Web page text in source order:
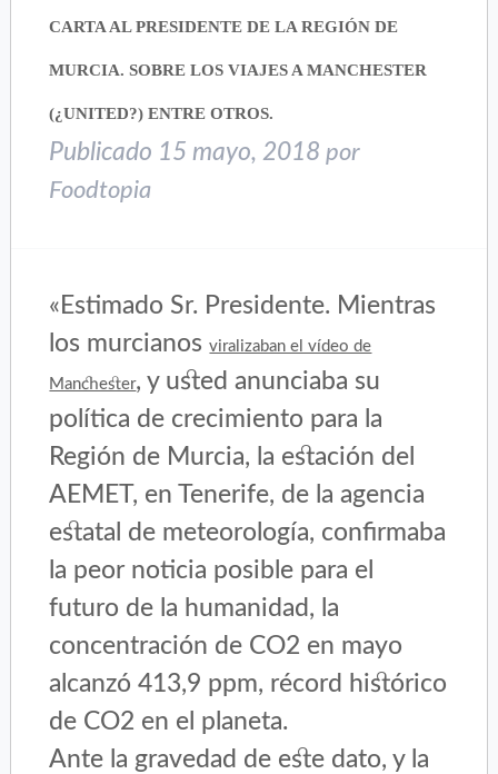
una
ventana
nueva)
una
ventana
nueva)
CARTA AL PRESIDENTE DE LA REGIÓN DE
MURCIA. SOBRE LOS VIAJES A MANCHESTER
(¿UNITED?) ENTRE OTROS.
Publicado 15 mayo, 2018 por
Foodtopia
«Estimado Sr. Presidente. Mientras
los murcianosviralizaban el vídeo de
Manchester, y usted anunciaba su
política de crecimiento para la
Región de Murcia, la estación del
AEMET, en Tenerife, de la agencia
estatal de meteorología, confirmaba
la peor noticia posible para el
futuro de la humanidad, la
concentración de CO2 en mayo
alcanzó 413,9 ppm, récord histórico
de CO2 en el planeta.
Ante la gravedad de este dato, y la